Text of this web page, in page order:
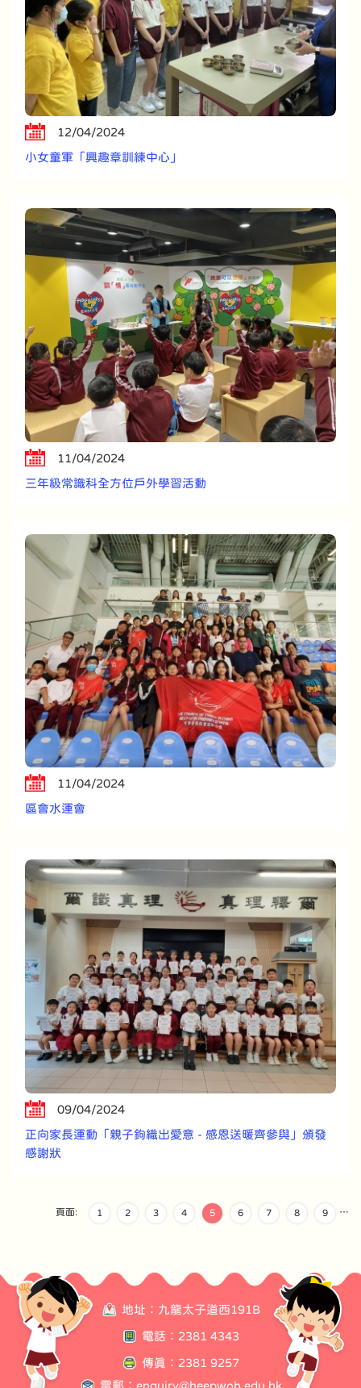
12/04/2024
小女童軍「興趣章訓練中心」
11/04/2024
三年級常識科全方位戶外學習活動
11/04/2024
區會水運會
09/04/2024
正向家長運動「親子鉤織出愛意 - 感恩送暖齊參與」頒發
感謝狀
頁面: 1 2 3 4 5 6 7 8 9 …
地址：九龍太子道西191B
電話：2381 4343
傳真：2381 9257
電郵： enquiry@heepwoh.edu.hk